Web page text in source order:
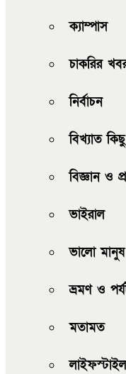
ক্যাম্পাস
চাকরির
নির্বাচন
বিখ্যাত কিছু
বিজ্ঞান ও
ভাইরাল
ভালো মানুষ
ভ্রমণ ও
মতামত
লাইফস্টাইল